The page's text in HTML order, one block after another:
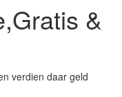
&
verdien daar geld